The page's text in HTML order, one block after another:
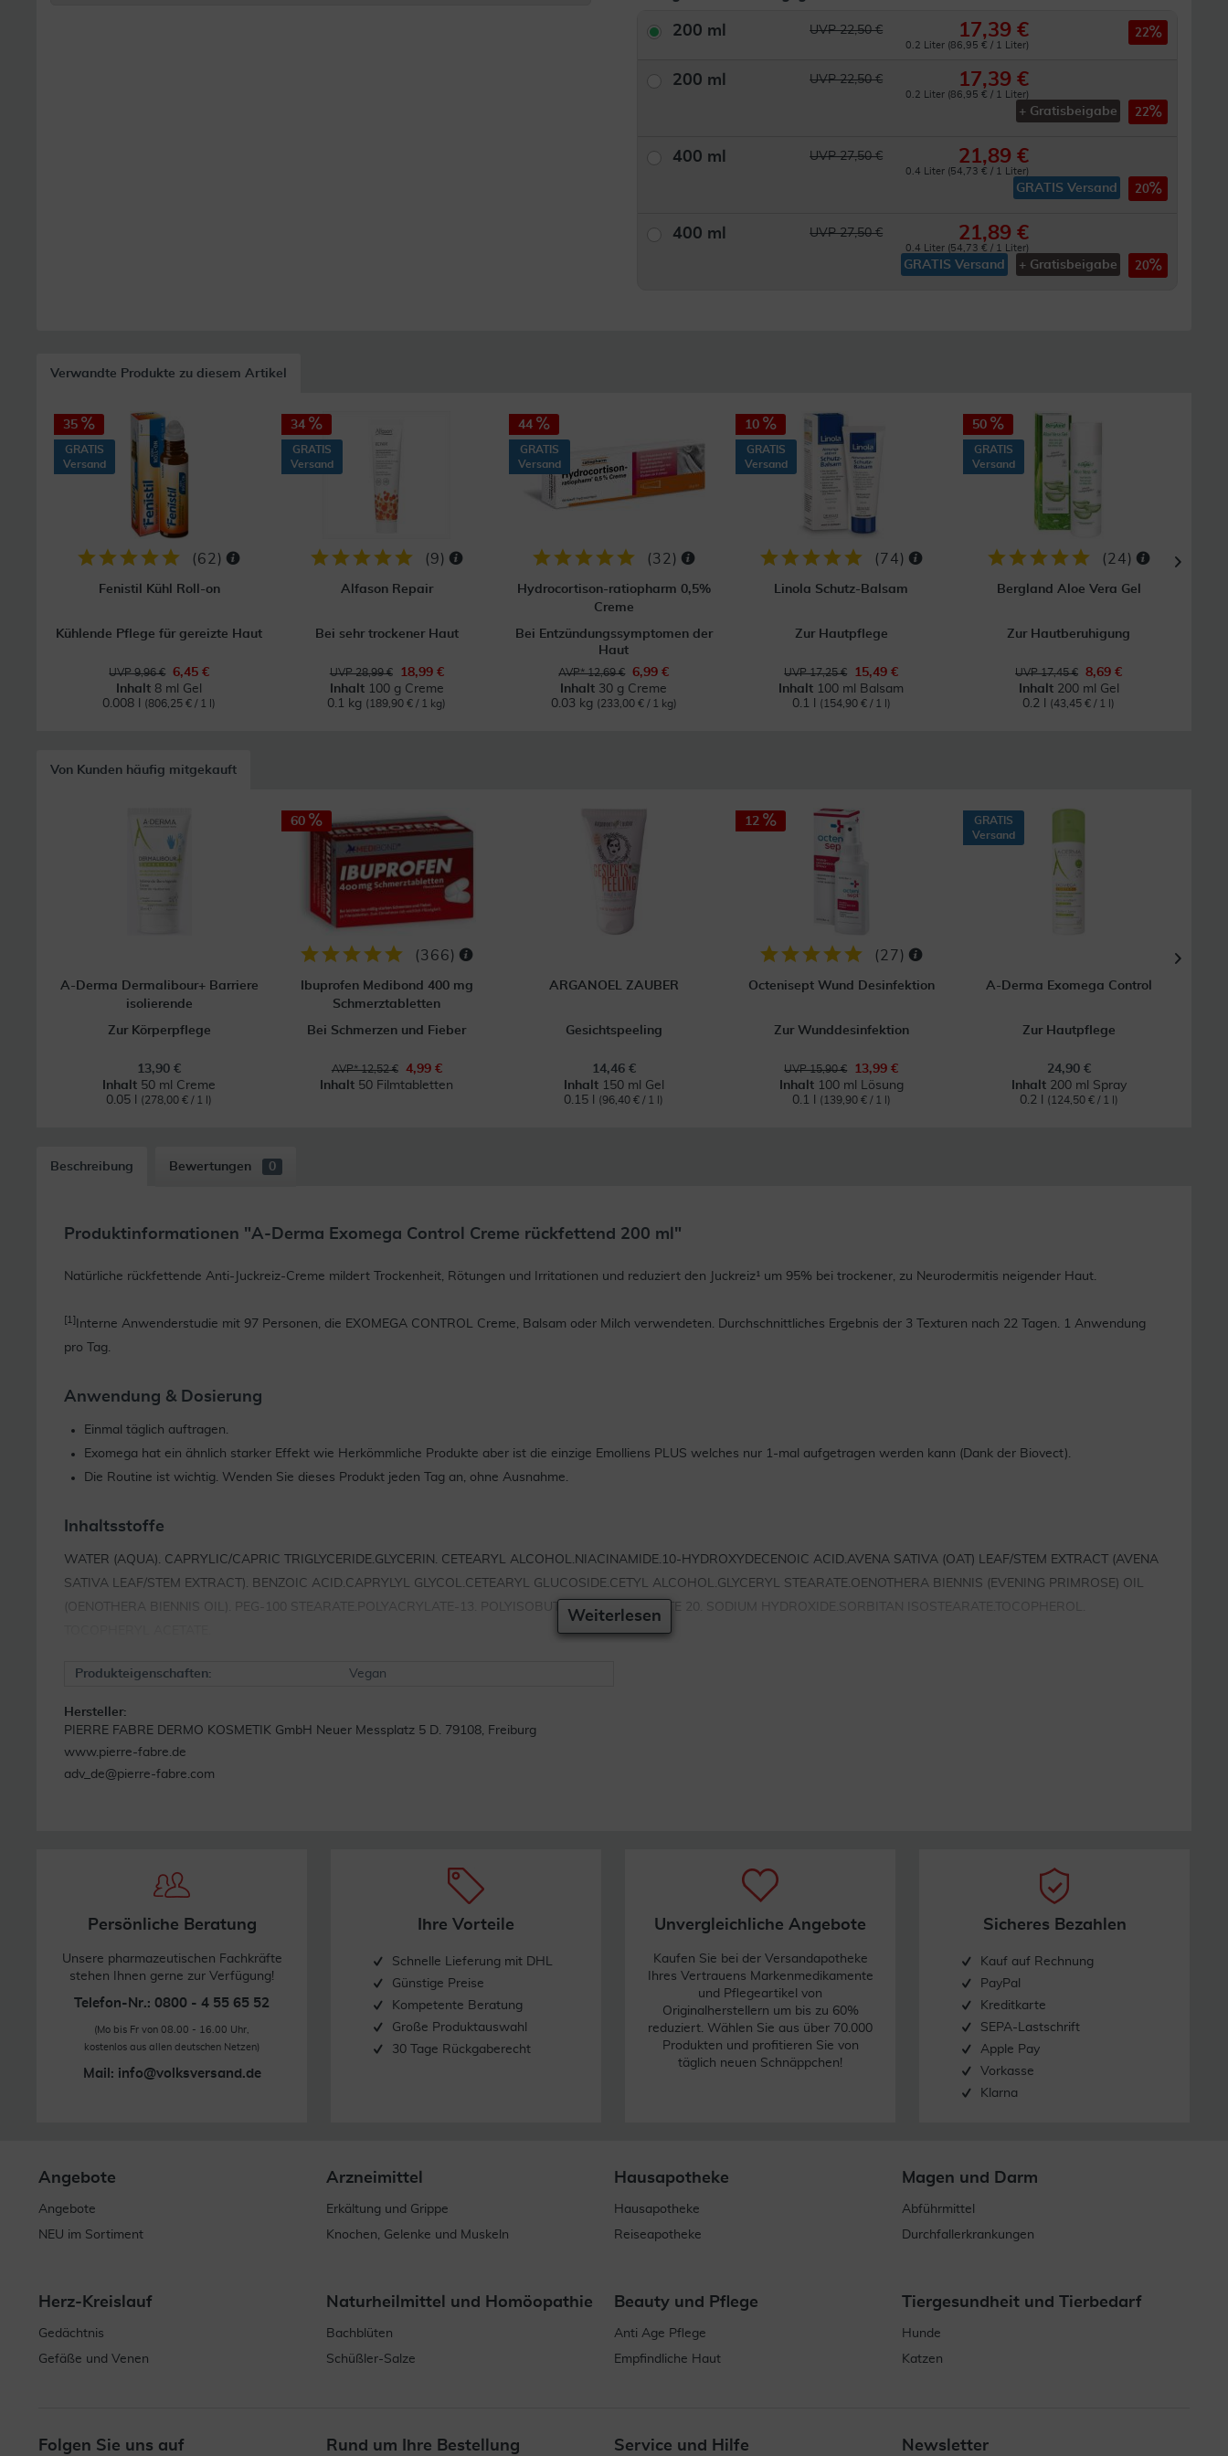
200 ml UVP 22,50 € 17,39 €
0.2 Liter (86,95 € / 1 Liter)
22
200 ml UVP 22,50 € 17,39 €
0.2 Liter (86,95 € / 1 Liter)
+ Gratisbeigabe 22
400 ml UVP 27,50 € 21,89 €
0.4 Liter (54,73 € / 1 Liter)
GRATIS Versand 20
400 ml UVP 27,50 € 21,89 €
0.4 Liter (54,73 € / 1 Liter)
GRATIS Versand + Gratisbeigabe 20
Verwandte Produkte zu diesem Artikel
35
GRATIS
Versand
(62 )
Fenistil Kühl Roll-on
Kühlende Pflege für gereizte Haut
UVP 9,96 €
6,45 €
Inhalt 8 ml Gel
0.008 l
(806,25 € / 1 l)
34
GRATIS
Versand
(9)
Alfason Repair
Bei sehr trockener Haut
UVP 28,99 €
18,99 €
Inhalt 100 g Creme
0.1 kg (189,90 € / 1 kg)
44
GRATIS
Versand
(32 )
Hydrocortison-ratiopharm 0,5%
Creme
Bei Entzündungssymptomen der
Haut
AVP* 12,69 €
6,99 €
Inhalt 30 g Creme
0.03 kg (233,00 € / 1 kg)
10
GRATIS
Versand
( 74)
Linola Schutz-Balsam
Zur Hautpflege
UVP 17,25 €
15,49 €
Inhalt 100 ml Balsam
0.1 l
(154,90 € / 1 l)
50
GRATIS
Versand
(24)
Bergland Aloe Vera Gel
Zur Hautberuhigung
UVP 17,45 €
8,69 €
Inhalt 200 ml Gel
0.2 l
(43,45 € / 1 l)
Von Kunden häufig mitgekauft
A-Derma Dermalibour+ Barriere
isolierende
Zur Körperpflege
13,90 €
Inhalt 50 ml Creme
0.05 l
(278,00 € / 1 l)
60
(366)
Ibuprofen Medibond 400 mg
Schmerztabletten
Bei Schmerzen und Fieber
AVP* 12,52 €
4,99 €
Inhalt 50 Filmtabletten
ARGANOEL ZAUBER
Gesichtspeeling
14,46 €
Inhalt 150 ml Gel
0.15 l
(96,40 € / 1 l)
12
(27 )
Octenisept Wund Desinfektion
Zur Wunddesinfektion
UVP 15,90 €
13,99 €
Inhalt 100 ml Lösung
0.1 l
(139,90 € / 1 l)
GRATIS
Versand
A-Derma Exomega Control
Zur Hautpflege
24,90 €
Inhalt 200 ml Spray
0.2 l
(124,50 € / 1 l)
Beschreibung Bewertungen 0
Produktinformationen "A-Derma Exomega Control Creme rückfettend 200 ml"
Natürliche rückfettende Anti-Juckreiz-Creme mildert Trockenheit, Rötungen und Irritationen und reduziert den Juckreiz¹ um 95% bei trockener, zu Neurodermitis neigender Haut.
[1]
Interne Anwenderstudie mit 97 Personen, die EXOMEGA CONTROL Creme, Balsam oder Milch verwendeten. Durchschnittliches Ergebnis der 3 Texturen nach 22 Tagen. 1 Anwendung
pro Tag.
Anwendung & Dosierung
Einmal täglich auftragen.
Exomega hat ein ähnlich starker Effekt wie Herkömmliche Produkte aber ist die einzige Emolliens PLUS welches nur 1-mal aufgetragen werden kann (Dank der Biovect).
Die Routine ist wichtig. Wenden Sie dieses Produkt jeden Tag an, ohne Ausnahme.
Inhaltsstoffe
WATER (AQUA). CAPRYLIC/CAPRIC TRIGLYCERIDE.GLYCERIN. CETEARYL ALCOHOL.NIACINAMIDE.10-HYDROXYDECENOIC ACID.AVENA SATIVA (OAT) LEAF/STEM EXTRACT (AVENA
SATIVA LEAF/STEM EXTRACT). BENZOIC ACID.CAPRYLYL GLYCOL.CETEARYL GLUCOSIDE.CETYL ALCOHOL.GLYCERYL STEARATE.OENOTHERA BIENNIS (EVENING PRIMROSE) OIL
(OENOTHERA BIENNIS OIL). PEG-100 STEARATE.POLYACRYLATE-13. POLYISOBUTENE. POLYSORBATE 20. SODIUM HYDROXIDE.SORBITAN ISOSTEARATE.TOCOPHEROL.
Weiterlesen
Produkteigenschaften: Vegan
Hersteller:
PIERRE FABRE DERMO KOSMETIK GmbH Neuer Messplatz 5 D. 79108, Freiburg
www.pierre-fabre.de
adv_de@pierre-fabre.com
Persönliche Beratung
Unsere pharmazeutischen Fachkräfte
stehen Ihnen gerne zur Verfügung!
Telefon-Nr.: 0800 - 4 55 65 52
(Mo bis Fr von 08.00 - 16.00 Uhr,
kostenlos aus allen deutschen Netzen)
Mail: info@volksversand.de
Ihre Vorteile
Schnelle Lieferung mit DHL
Günstige Preise
Kompetente Beratung
Große Produktauswahl
30 Tage Rückgaberecht
Unvergleichliche Angebote
Kaufen Sie bei der Versandapotheke
Ihres Vertrauens Markenmedikamente
und Pflegeartikel von
Originalherstellern um bis zu 60%
reduziert. Wählen Sie aus über 70.000
Produkten und profitieren Sie von
täglich neuen Schnäppchen!
Sicheres Bezahlen
Kauf auf Rechnung
PayPal
Kreditkarte
SEPA-Lastschrift
Apple Pay
Vorkasse
Klarna
Angebote
Angebote
NEU im Sortiment
Arzneimittel
Erkältung und Grippe
Knochen, Gelenke und Muskeln
Hausapotheke
Hausapotheke
Reiseapotheke
Magen und Darm
Abführmittel
Durchfallerkrankungen
Herz-Kreislauf
Gedächtnis
Gefäße und Venen
Naturheilmittel und Homöopathie
Bachblüten
Schüßler-Salze
Beauty und Pflege
Anti Age Pflege
Empfindliche Haut
Tiergesundheit und Tierbedarf
Hunde
Katzen
Folgen Sie uns auf Rund um Ihre Bestellung Service und Hilfe Newsletter